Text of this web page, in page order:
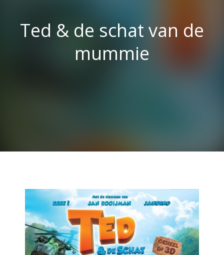
Ted & de schat van de
mummie